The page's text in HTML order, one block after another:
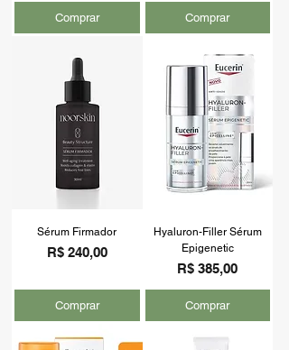
Comprar Comprar
Sérum Firmador
Preço
R$ 240,00
Comprar
Hyaluron-Filler Sérum
Epigenetic
Preço
R$ 385,00
Comprar